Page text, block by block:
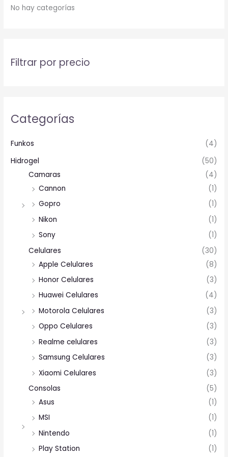
No hay categorías
Filtrar por precio
Categorías
Funkos
(4)
Hidrogel
(50)
Camaras
(4)
Cannon
(1)
Gopro
(1)
Nikon
(1)
Sony
(1)
Celulares
(30)
Apple Celulares
(8)
Honor Celulares
(3)
Huawei Celulares
(4)
Motorola Celulares
(3)
Oppo Celulares
(3)
Realme celulares
(3)
Samsung Celulares
(3)
Xiaomi Celulares
(3)
Consolas
(5)
Asus
(1)
MSI
(1)
Nintendo
(1)
Play Station
(1)